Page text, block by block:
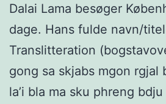
Dalai Lama besøger
dage. Hans fulde navn/
Translitteration
gong sa skjabs mgon rgjal
la’i bla ma sku phreng